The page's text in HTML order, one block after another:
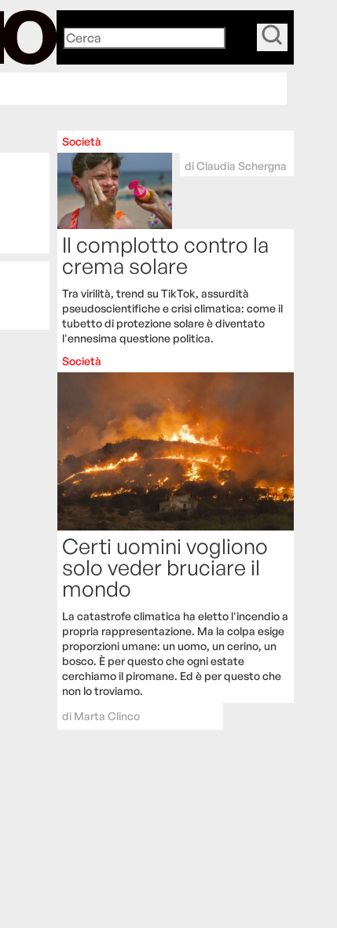
Società
diClaudia Schergna
Il complotto contro la
crema solare
Tra virilità, trend su TikTok, assurdità
pseudoscientifiche e crisi climatica: come il
tubetto di protezione solare è diventato
l'ennesima questione politica.
Società
Certi uomini vogliono
solo veder bruciare il
mondo
La catastrofe climatica ha eletto l'incendio a
propria rappresentazione. Ma la colpa esige
proporzioni umane: un uomo, un cerino, un
bosco. È per questo che ogni estate
cerchiamo il piromane. Ed è per questo che
non lo troviamo.
di Marta Clinco